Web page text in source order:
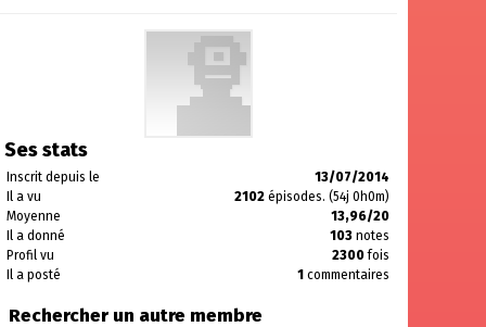
Ses stats
Inscrit depuis le
13/07/2014
Il a vu
2102 épisodes. (54j 0h0m)
Moyenne
13,96/20
Il a donné
103 notes
Profil vu
2300fois
Il a posté
1 commentaires
Rechercher un autre membre